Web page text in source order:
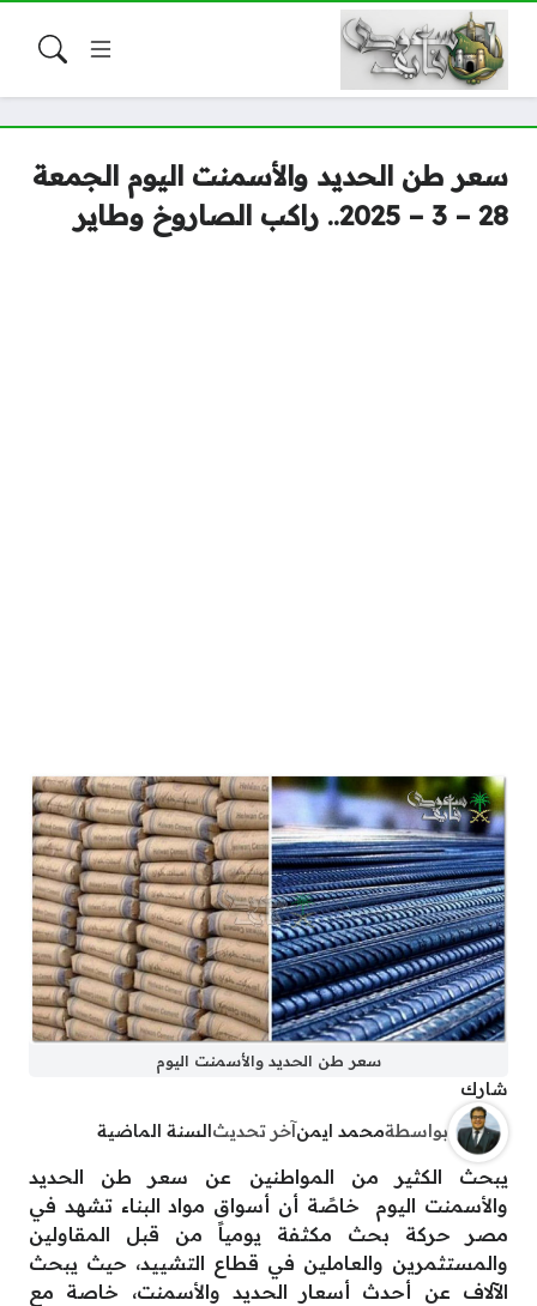
سعر طن الحديد والأسمنت اليوم الجمعة
28 – 3 – 2025.. راكب الصاروخ وطاير
سعر طن الحديد والأسمنت اليوم
شارك
بواسطةمحمد ايمنآخر تحديثالسنة الماضية
يبحث الكثير من المواطنين عن سعر طن الحديد
والأسمنت اليوم خاصًة أن أسواق مواد البناء تشهد في
مصر حركة بحث مكثفة يومياً من قبل المقاولين
والمستثمرين والعاملين في قطاع التشييد، حيث يبحث
الآلاف عن أحدث أسعار الحديد والأسمنت، خاصة مع